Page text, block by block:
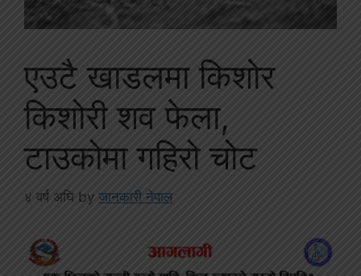
एउटै खाडलमा किशोर
किशोरी शव फेला,
टाउकोमा गहिरो चोट
४ वर्ष अघि by जानकारी नेपाल